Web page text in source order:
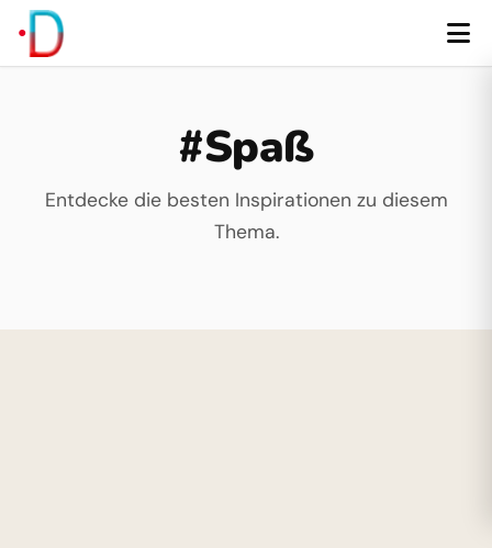
#Spaß
Entdecke die besten Inspirationen zu diesem
Thema.